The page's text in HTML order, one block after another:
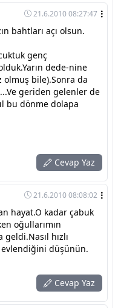
21.6.2010 08:27:47
bahtları açı olsun.
genç
dede-nine
olmuş bile).Sonra da
geriden gelenler de
bu dönme dolapa
Cevap Yaz
21.6.2010 08:08:02
hayat.O kadar çabuk
oğullarımın
hızlı
düşünün.
Cevap Yaz